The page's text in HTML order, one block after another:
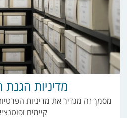
מדיניות הגנת
מסמך זה מגדיר את מדיניות
קיימים